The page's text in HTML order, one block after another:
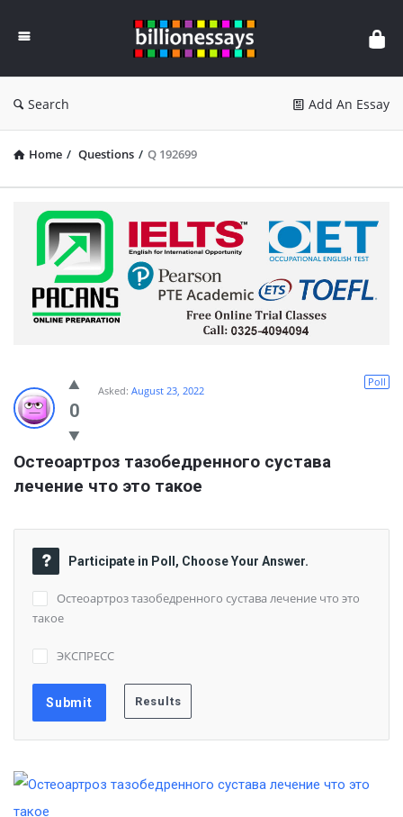
Essays
Search Add An Essay
Home / Questions / Q 192699
0
Poll
Asked: August 23, 2022
Остеоартроз тазобедренного сустава
лечение что это такое
Participate in Poll, Choose Your Answer.
Остеоартроз тазобедренного сустава лечение что это
такое
ЭКСПРЕСС